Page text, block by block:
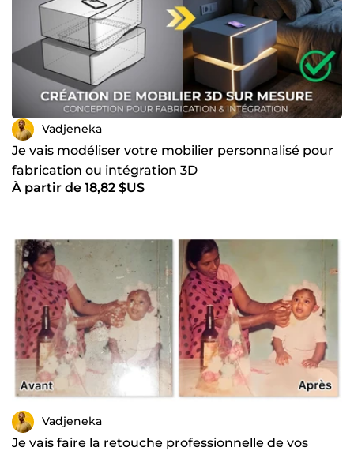
Vadjeneka
Je vais modéliser votre mobilier personnalisé pour
fabrication ou intégration 3D
À partir de 18,82 $US
Vadjeneka
Je vais faire la retouche professionnelle de vos